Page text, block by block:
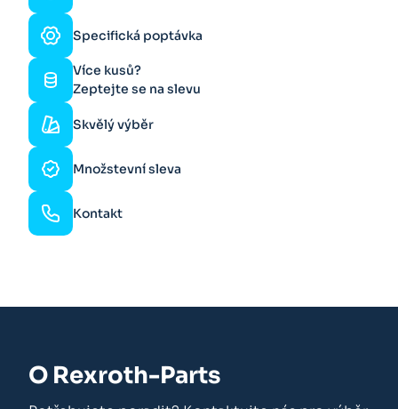
Specifická poptávka
Více kusů?
Zeptejte se na slevu
Skvělý výběr
Množstevní sleva
Kontakt
O Rexroth-Parts